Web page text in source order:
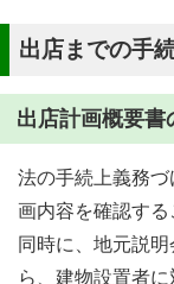
出店までの手
出店計画概要書
法の手続上義務
画内容を確認す
同時に、地元説
ら、建物設置者